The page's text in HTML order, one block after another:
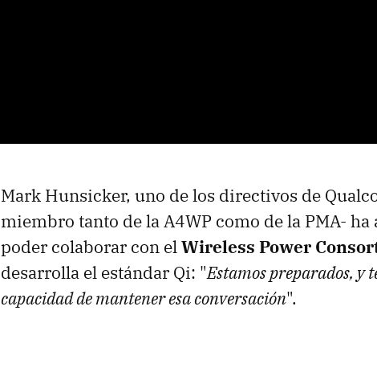
Mark Hunsicker, uno de los directivos de
miembro tanto de la A4WP como de la PMA-
poder colaborar con elWireless Power
desarrolla el estándar Qi: "Estamos preparados, y
capacidad de mantener esa conversación".